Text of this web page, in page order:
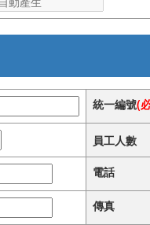
統一編號(
員工人數
電話
傳真